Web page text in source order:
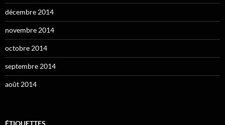
décembre 2014
novembre 2014
octobre 2014
septembre 2014
août 2014
ÉTIQUETTES